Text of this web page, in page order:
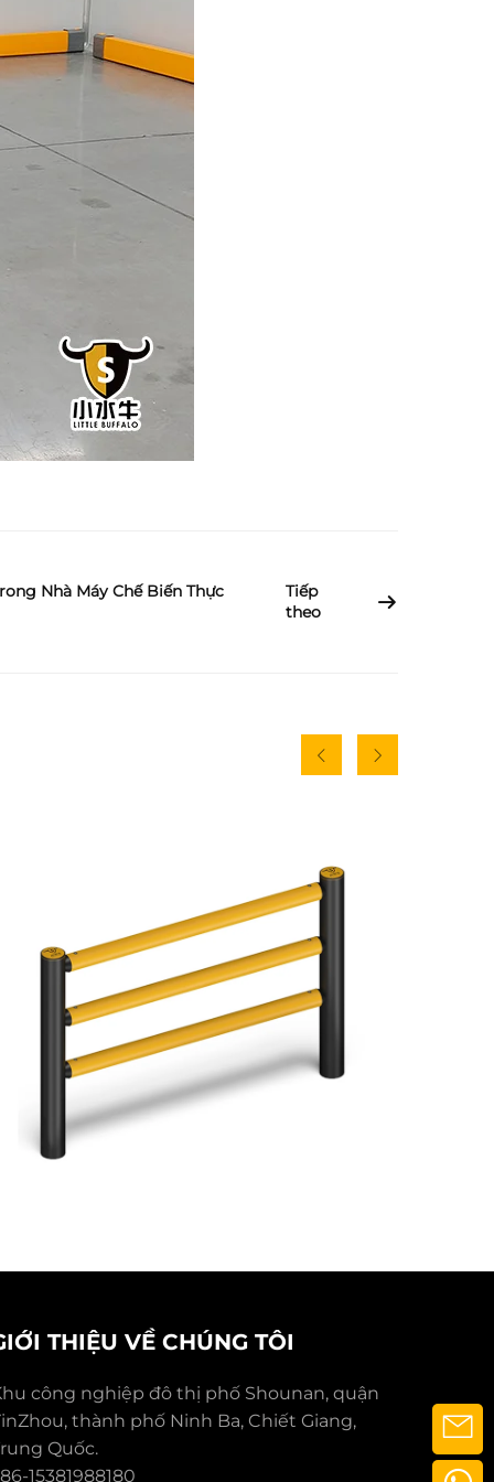
Nhà Máy Chế Biến Thực
Tiếp
theo
THIỆU VỀ CHÚNG TÔI
công nghiệp đô thị phố Shounan, quận
thành phố Ninh Ba, Chiết Giang,
Quốc.
15381988180